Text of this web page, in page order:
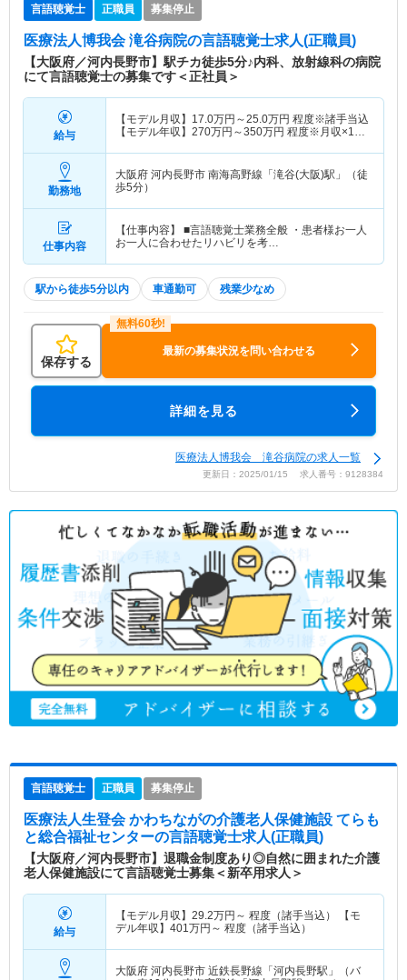
言語聴覚士 正職員 募集停止
医療法人博我会 滝谷病院の言語聴覚士求人(正職員)
【大阪府／河内長野市】駅チカ徒歩5分♪内科、放射線科の病院
にて言語聴覚士の募集です＜正社員＞
給与
【モデル月収】 17.0万円～25.0万円 程度※諸手当込
【モデル年収】 270万円～350万円 程度※月収×12
勤務地
大阪府 河内長野市 南海高野線「滝谷(大阪)駅」（徒
歩5分）
仕事内容
【仕事内容】 ■言語聴覚士業務全般 ・患者様お一人
お一人に合わせたリハビリを考…
駅から徒歩5分以内 車通勤可 残業少なめ
保存する
最新の募集状況を問い合わせる
詳細を見る
医療法人博我会 滝谷病院の求人一覧
更新日：2025/01/15 求人番号：9128384
言語聴覚士 正職員 募集停止
医療法人生登会 かわちながの介護老人保健施設 てらも
と総合福祉センターの言語聴覚士求人(正職員)
【大阪府／河内長野市】退職金制度あり◎自然に囲まれた介護
老人保健施設にて言語聴覚士募集＜新卒用求人＞
給与
【モデル月収】 29.2万円～ 程度（諸手当込） 【モ
デル年収】 401万円～ 程度（諸手当込）
大阪府 河内長野市 近鉄長野線「河内長野駅」（バ